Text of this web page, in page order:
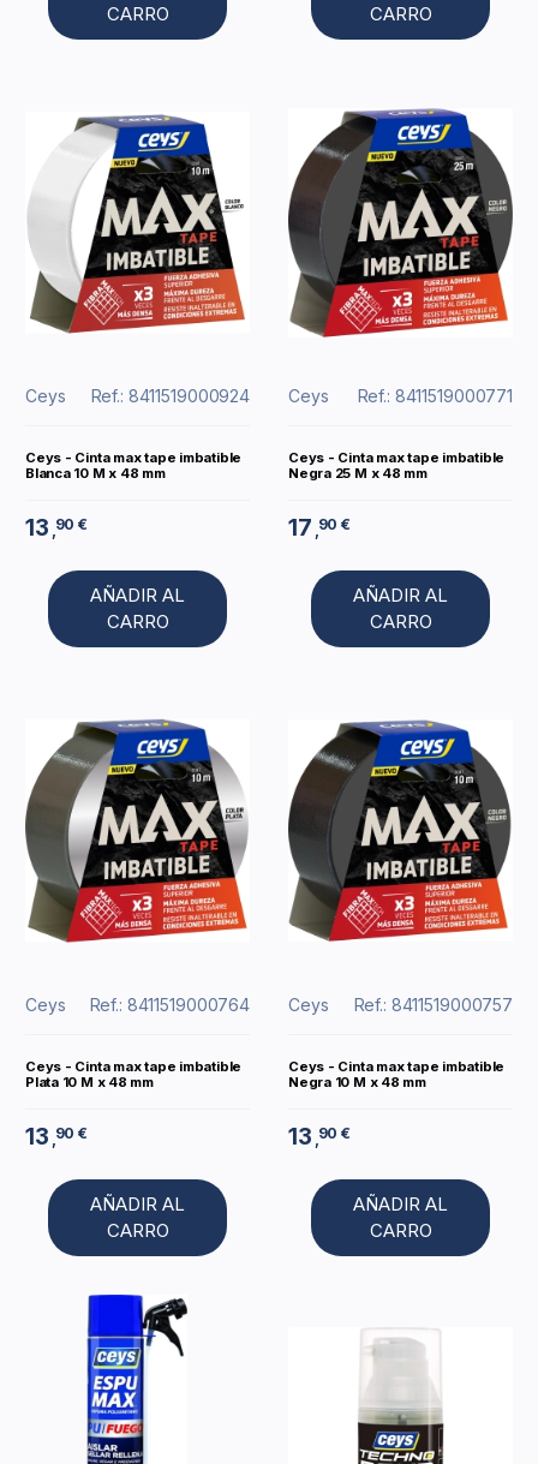
CARRO
CARRO
Ceys Ref.: 8411519000924
Ceys - Cinta max tape imbatible
Blanca 10 M x 48 mm
13 ,90 €
AÑADIR AL
CARRO
Ceys Ref.: 8411519000771
Ceys - Cinta max tape imbatible
Negra 25 M x 48 mm
17 ,90 €
AÑADIR AL
CARRO
Ceys Ref.: 8411519000764
Ceys - Cinta max tape imbatible
Plata 10 M x 48 mm
13 90 €
AÑADIR AL
CARRO
Ceys Ref.: 8411519000757
Ceys - Cinta max tape imbatible
Negra 10 M x 48 mm
13 90 €
AÑADIR AL
CARRO